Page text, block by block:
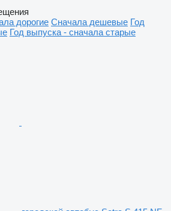
дорогие Сначала дешевые Год
Год выпуска - сначала старые